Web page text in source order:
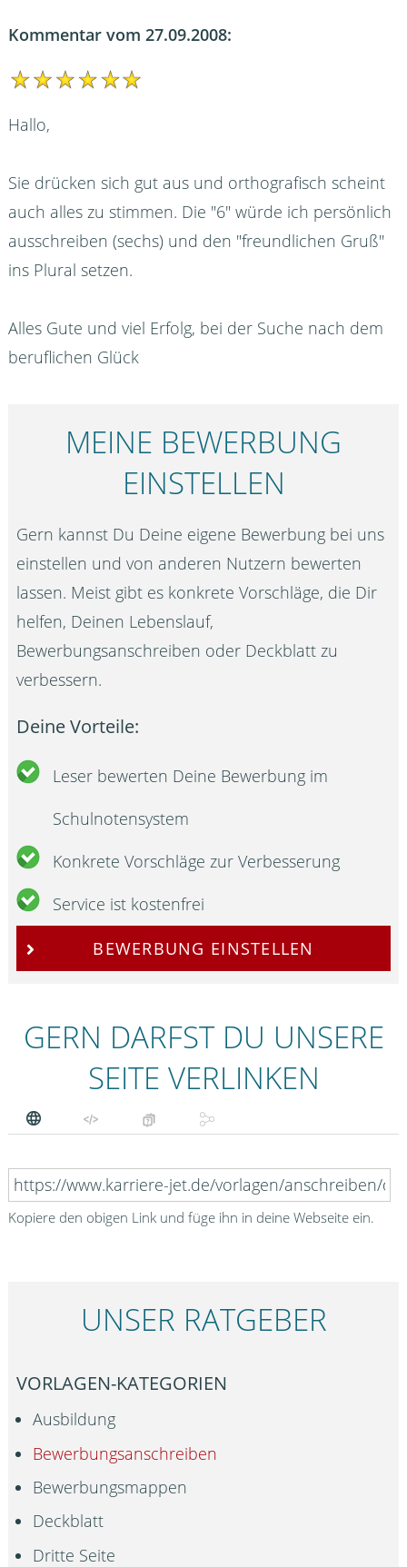
Kommentar vom 27.09.2008:
Hallo,
Sie drücken sich gut aus und orthografisch scheint
auch alles zu stimmen. Die "6" würde ich persönlich
ausschreiben (sechs) und den "freundlichen Gruß"
ins Plural setzen.
Alles Gute und viel Erfolg, bei der Suche nach dem
beruflichen Glück
MEINE BEWERBUNG
EINSTELLEN
Gern kannst Du Deine eigene Bewerbung bei uns
einstellen und von anderen Nutzern bewerten
lassen. Meist gibt es konkrete Vorschläge, die Dir
helfen, Deinen Lebenslauf,
Bewerbungsanschreiben oder Deckblatt zu
verbessern.
Deine Vorteile:
Leser bewerten Deine Bewerbung im
Schulnotensystem
Konkrete Vorschläge zur Verbesserung
Service ist kostenfrei
BEWERBUNG EINSTELLEN
GERN DARFST DU UNSERE
SEITE VERLINKEN
Kopiere den obigen Link und füge ihn in deine Webseite ein.
UNSER RATGEBER
VORLAGEN-KATEGORIEN
Ausbildung
Bewerbungsanschreiben
Bewerbungsmappen
Deckblatt
Dritte Seite